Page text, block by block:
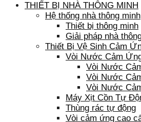
THIẾT BỊ NHÀ THÔNG MINH
Hệ thống nhà thông minh
Thiết bị thông minh
Giải pháp nhà
Thiết Bị Vệ Sinh Cảm
Vòi Nước Cảm
Vòi Nước
Vòi Nước
Vòi Nước
Máy Xịt Cồn Tự
Thùng rác tự động
Vòi cảm ứng cao